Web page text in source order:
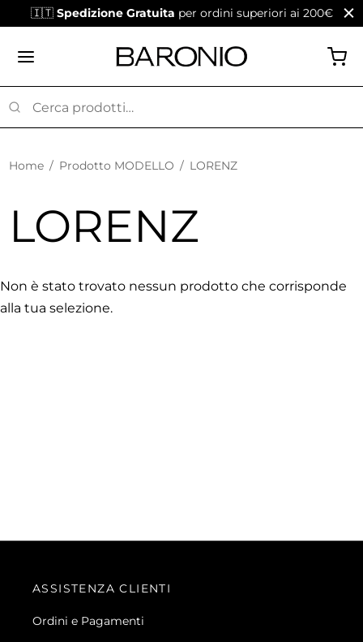
🇮🇹 Spedizione Gratuita per ordini superiori ai 200€
LORENZ
Home / Prodotto MODELLO / LORENZ
Non è stato trovato nessun prodotto che corrisponde
alla tua selezione.
ASSISTENZA CLIENTI
Ordini e Pagamenti